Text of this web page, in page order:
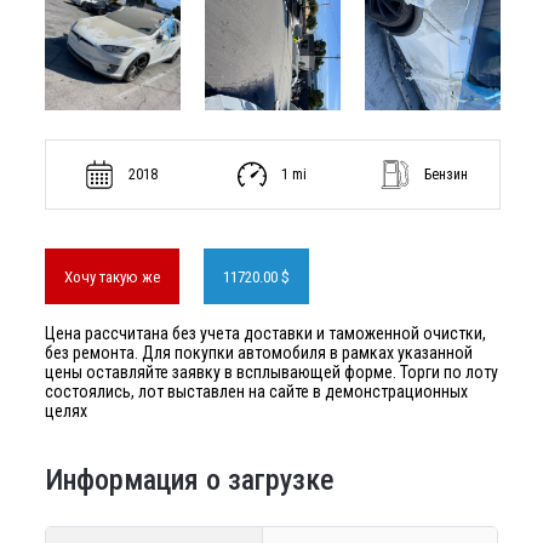
2018 1 mi Бензин
Хочу такую же 11720.00 $
Цена рассчитана без учета доставки и таможенной очистки,
без ремонта. Для покупки автомобиля в рамках указанной
цены оставляйте заявку в всплывающей форме. Торги по лоту
состоялись, лот выставлен на сайте в демонстрационных
целях
Информация о загрузке